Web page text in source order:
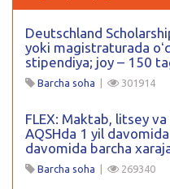
Deutschland
yoki magistraturada
stipendiya; joy – 150
Barcha soha | 301914
FLEX: Maktab, litsey
AQSHda 1 yil
davomida barcha
Barcha soha | 269340